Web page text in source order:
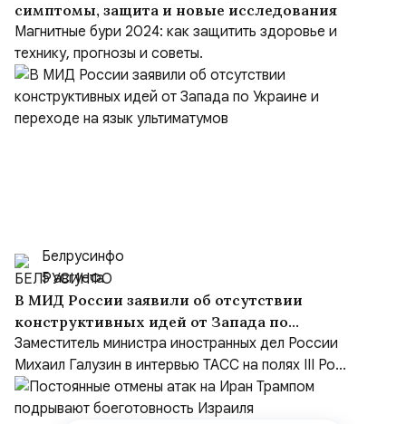
симптомы, защита и новые исследования
Магнитные бури 2024: как защитить здоровье и
технику, прогнозы и советы.
Белрусинфо
5 августа
В МИД России заявили об отсутствии
конструктивных идей от Запада по
Украине и переходе на язык ультиматумов
Заместитель министра иностранных дел России
Михаил Галузин в интервью ТАСС на полях III Ро...